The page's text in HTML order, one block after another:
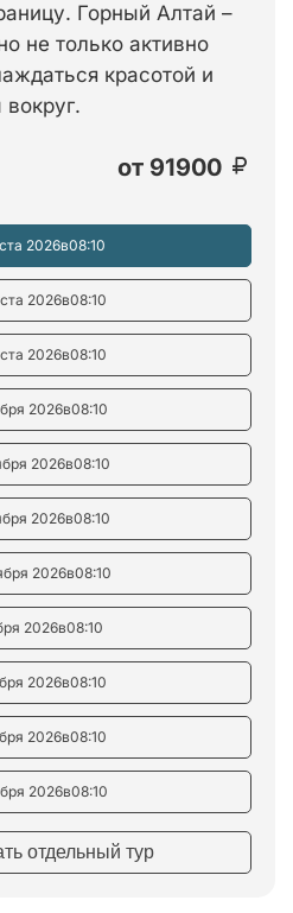
Горный Алтай –
не только активно
красотой и
от 91900
2026в08:10
2026в08:10
2026в08:10
2026в08:10
2026в08:10
2026в08:10
2026в08:10
2026в08:10
2026в08:10
2026в08:10
2026в08:10
отдельный тур